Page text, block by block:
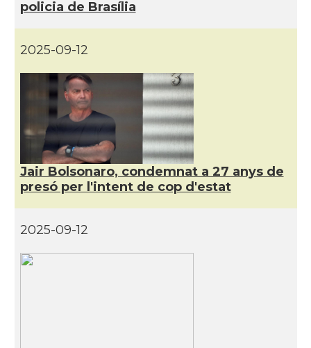
policia de Brasília
2025-09-12
Jair Bolsonaro, condemnat a 27 anys de
presó per l'intent de cop d'estat
2025-09-12